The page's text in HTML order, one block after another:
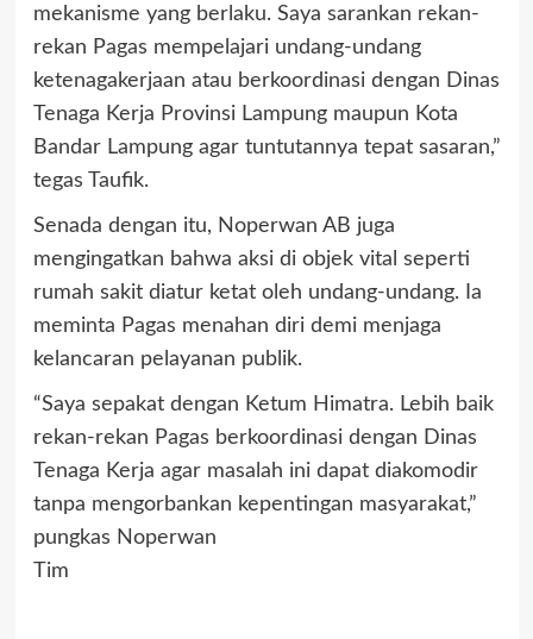
mekanisme yang berlaku. Saya sarankan rekan-
rekan Pagas mempelajari undang-undang
ketenagakerjaan atau berkoordinasi dengan Dinas
Tenaga Kerja Provinsi Lampung maupun Kota
Bandar Lampung agar tuntutannya tepat sasaran,”
tegas Taufik.
Senada dengan itu, Noperwan AB juga
mengingatkan bahwa aksi di objek vital seperti
rumah sakit diatur ketat oleh undang-undang. Ia
meminta Pagas menahan diri demi menjaga
kelancaran pelayanan publik.
“Saya sepakat dengan Ketum Himatra. Lebih baik
rekan-rekan Pagas berkoordinasi dengan Dinas
Tenaga Kerja agar masalah ini dapat diakomodir
tanpa mengorbankan kepentingan masyarakat,”
pungkas Noperwan
Tim